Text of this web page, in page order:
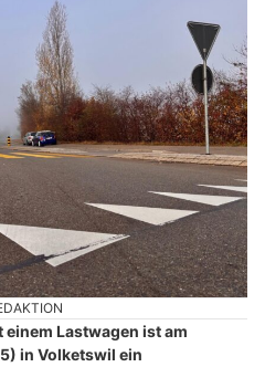
Lastwagen ist am
in Volketswil ein